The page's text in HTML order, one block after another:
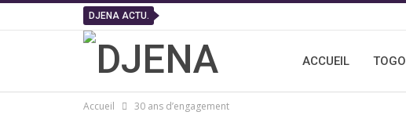
DJENA ACTU.
ACCUEIL TOGO
Accueil 30 ans d’engagement